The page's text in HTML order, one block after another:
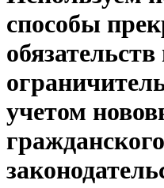
способы
учетом
гражданского